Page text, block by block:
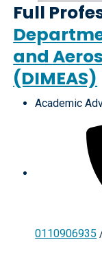
Full
and
(DIMEAS)
Academic
0110906935